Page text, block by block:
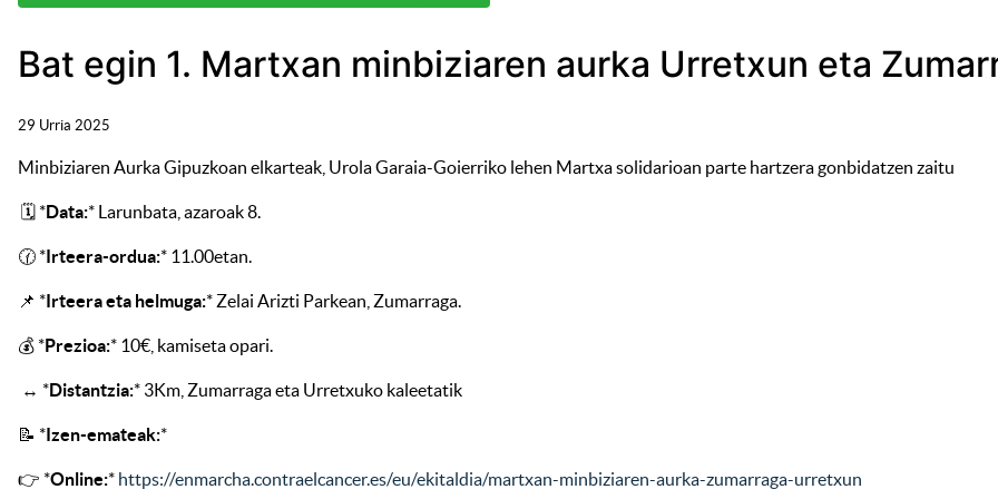
Bat egin 1. Martxan minbiziaren aurka Urretxun eta
29 Urria 2025
Minbiziaren Aurka Gipuzkoan elkarteak, Urola Garaia-Goierriko lehen Martxa solidarioan parte hartzera gonbidatzen zaitu
🗓️ *Data:* Larunbata, azaroak 8.
🕜 *Irteera-ordua:* 11.00etan.
📌 *Irteera eta helmuga:* Zelai Arizti Parkean, Zumarraga.
💰 *Prezioa:* 10€, kamiseta opari.
↔️ *Distantzia:* 3Km, Zumarraga eta Urretxuko kaleetatik
📝 *Izen-emateak:*
👉 *Online:* https://enmarcha.contraelcancer.es/eu/ekitaldia/martxan-minbiziaren-aurka-zumarraga-urretxun